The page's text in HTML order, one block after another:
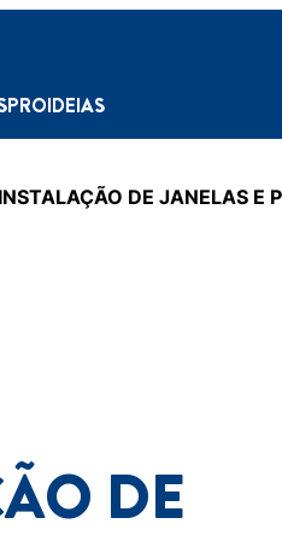
PROIDEIAS
INSTALAÇÃO DE JANELAS E
DE